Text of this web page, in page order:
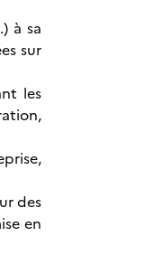
à sa
sur
les
des
en